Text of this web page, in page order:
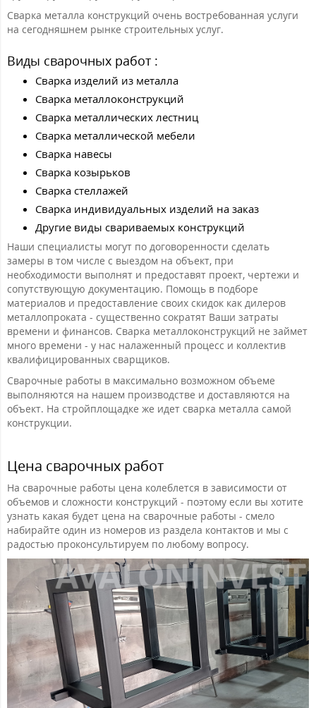
Сварка металла конструкций очень востребованная услуги
на сегодняшнем рынке строительных услуг.
Виды сварочных работ :
Сварка изделий из металла
Сварка металлоконструкций
Сварка металлических лестниц
Сварка металлической мебели
Сварка навесы
Сварка козырьков
Сварка стеллажей
Сварка индивидуальных изделий на заказ
Другие виды свариваемых конструкций
Наши специалисты могут по договоренности сделать
замеры в том числе с выездом на объект, при
необходимости выполнят и предоставят проект, чертежи и
сопутствующую документацию. Помощь в подборе
материалов и предоставление своих скидок как дилеров
металлопроката - существенно сократят Ваши затраты
времени и финансов. Сварка металлоконструкций не займет
много времени - у нас налаженный процесс и коллектив
квалифицированных сварщиков.
Сварочные работы в максимально возможном объеме
выполняются на нашем производстве и доставляются на
объект. На стройплощадке же идет сварка металла самой
конструкции.
Цена сварочных работ
На сварочные работы цена колеблется в зависимости от
объемов и сложности конструкций - поэтому если вы хотите
узнать какая будет цена на сварочные работы - смело
набирайте один из номеров из раздела контактов и мы с
радостью проконсультируем по любому вопросу.